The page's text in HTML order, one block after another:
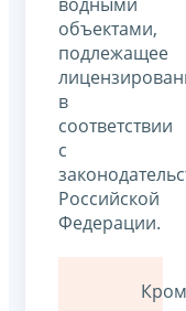
объектами,
подлежащее
в
соответствии
с
Российской
Федерации.